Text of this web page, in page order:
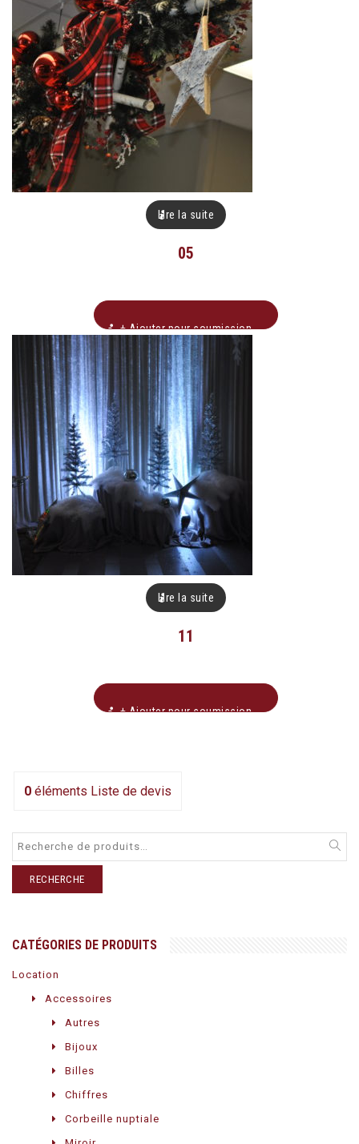
Lire la suite
05
+ Ajouter pour soumission
Lire la suite
11
+ Ajouter pour soumission
0 éléments Liste de devis
RECHERCHE
CATÉGORIES DE PRODUITS
Location
Accessoires
Autres
Bijoux
Billes
Chiffres
Corbeille nuptiale